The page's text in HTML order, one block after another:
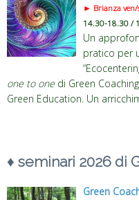
► Brianza
14.30-18.30 /
Un
pratico per
one to one di Green
Green Education. Un
♦ seminari 2026 di
Green